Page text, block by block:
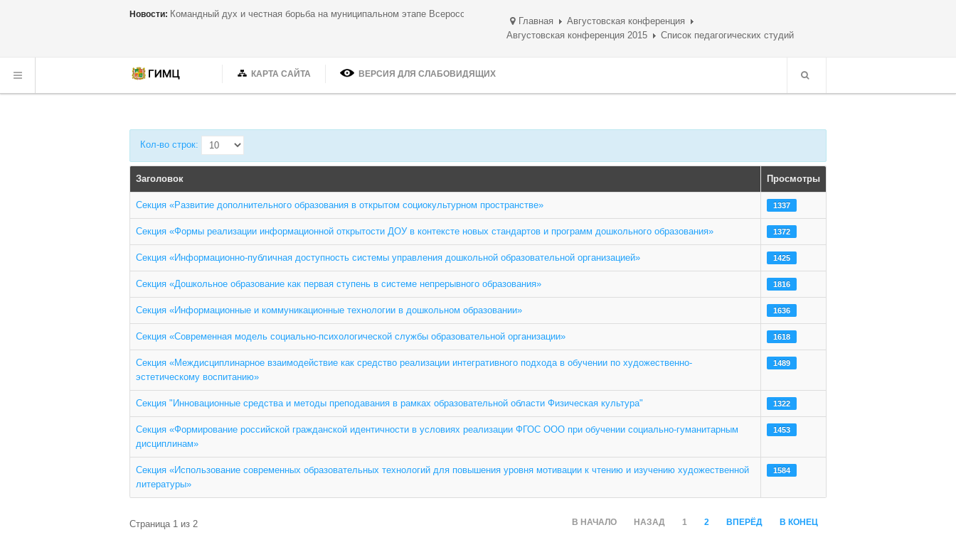
Новости: Командный дух и честная борьба на муниципальном этапе Всероссийских спортивных игр ШСК
Главная
Августовская конференция
Августовская конференция 2015
Список педагогических студий
КАРТА САЙТА ВЕРСИЯ ДЛЯ СЛАБОВИДЯЩИХ
Кол-во строк:
Заголовок Просмотры
Секция «Развитие дополнительного образования в открытом социокультурном пространстве» 1337
Секция «Формы реализации информационной открытости ДОУ в контексте новых стандартов и программ дошкольного образования» 1372
Секция «Информационно-публичная доступность системы управления дошкольной образовательной организацией» 1425
Секция «Дошкольное образование как первая ступень в системе непрерывного образования» 1816
Секция «Информационные и коммуникационные технологии в дошкольном образовании» 1636
Секция «Современная модель социально-психологической службы образовательной организации» 1618
Секция «Междисциплинарное взаимодействие как средство реализации интегративного подхода в обучении по художественно-
эстетическому воспитанию»
1489
Секция "Инновационные средства и методы преподавания в рамках образовательной области Физическая культура" 1322
Секция «Формирование российской гражданской идентичности в условиях реализации ФГОС ООО при обучении социально-гуманитарным
дисциплинам»
1453
Секция «Использование современных образовательных технологий для повышения уровня мотивации к чтению и изучению художественной
литературы»
1584
Страница 1 из 2 В НАЧАЛО НАЗАД 1 2 ВПЕРЁД В КОНЕЦ